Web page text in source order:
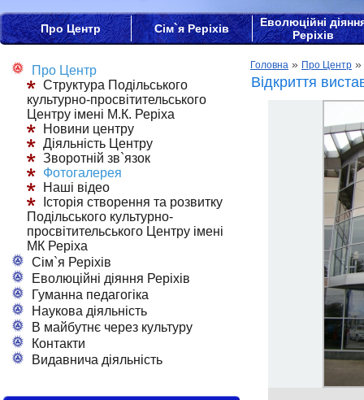
Про Центр Сім`я Реріхів
Еволюційні
Реріхів
Про Центр
Структура Подільського
культурно-просвітительського
Центру імені М.К. Реріха
Новини центру
Діяльність Центру
Зворотній зв`язок
Фотогалерея
Наші відео
Історія створення та розвитку
Подільського культурно-
просвітительського Центру імені
МК Реріха
Сім`я Реріхів
Еволюційні діяння Реріхів
Гуманна педагогіка
Наукова діяльність
В майбутнє через культуру
Контакти
Видавнича діяльність
Головна » Про Центр »
Відкриття